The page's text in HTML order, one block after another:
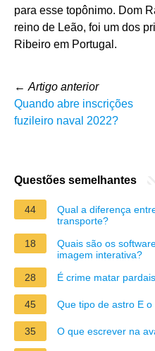
para esse topônimo. Dom
reino de Leão, foi um dos
Ribeiro em Portugal.
← Artigo anterior
Quando abre inscrições
fuzileiro naval 2022?
Questões semelhantes
44
Qual a diferença
transporte?
18
Quais são os
imagem interativa?
28
É crime matar
45 Que tipo de astro E o
35 O que escrever na